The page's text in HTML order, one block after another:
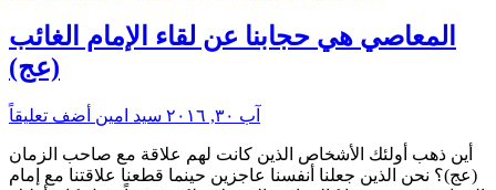
المعاصي هي حجابنا عن لقاء الإمام الغائب
(عج)
آب ٣٠, ٢٠١٦ سید امین أضف تعليقاً
أين ذهب أولئك الأشخاص الذين كانت لهم علاقة مع صاحب الزمان
(عج)؟ نحن الذين جعلنا أنفسنا عاجزين حينما قطعنا علاقتنا مع إمام